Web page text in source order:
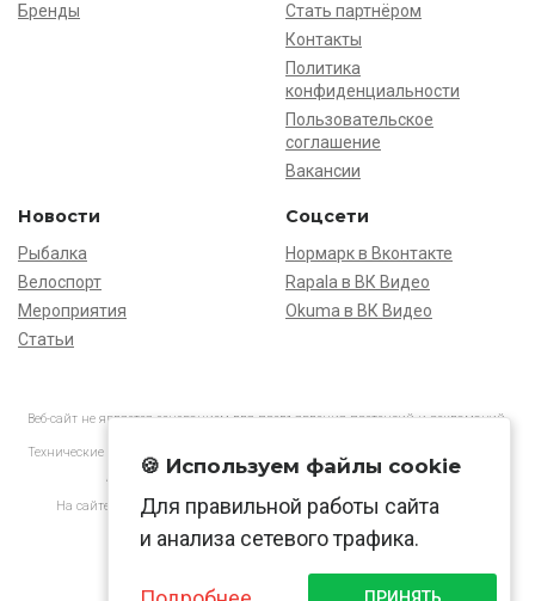
Бренды
Стать партнёром
Контакты
Политика
конфиденциальности
Пользовательское
соглашение
Вакансии
Новости
Рыбалка
Велоспорт
Мероприятия
Статьи
Соцсети
Нормарк в Вконтакте
Rapala в ВК Видео
Okuma в ВК Видео
Веб-сайт не является основанием для предъявления претензий и рекламаций,
Технические характеристики товаров могут отличаться от указанных на сайте.
АО «Нормарк» ИНН 7728172512 ОГРН 1037739603505
На сайте применяютсярекомендательные технологиив соответствии
🍪 Используем файлы cookie
Для правильной работы сайта
и анализа сетевого трафика.
ПРИНЯТЬ